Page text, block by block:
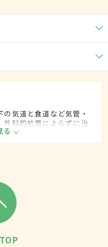
気道と食道など気管・
外科的処置によらずに治
20年4月の制度改正前
した。
る